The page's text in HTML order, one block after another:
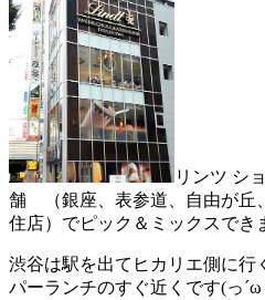
リンツ シ
舗 （銀座、表参道、自由が丘
住店）でピック＆ミックスでき
渋谷は駅を出てヒカリエ側に行
パーランチのすぐ近くです(っ´ω